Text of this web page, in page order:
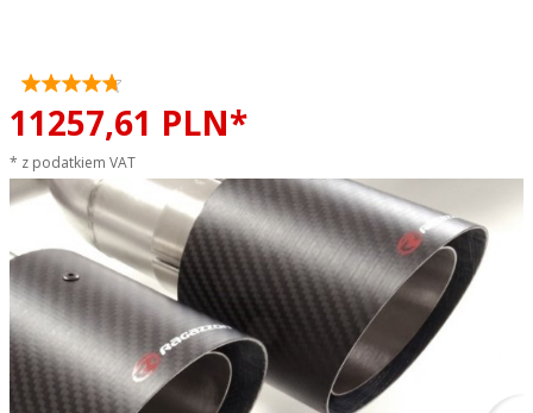
11257,61 PLN*
* z podatkiem VAT